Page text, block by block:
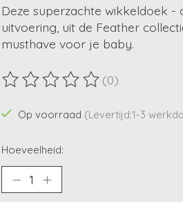
Deze superzachte wikkeldoek
uitvoering, uit de Feather
musthave voor je baby.
De beoordeling van dit product is
(0)
Op voorraad (Levertijd:1-3
Hoeveelheid: